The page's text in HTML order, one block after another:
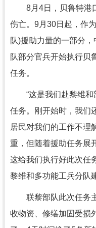
8月4日，贝鲁特港口
伤亡。9月30日起，作
队)援助力量的一部分
队部分官兵开始执行贝
任务。
“这是我们赴黎维和
任务。刚开始时，我们
居民对我们的工作不理
重，但随着援助任务展
这给我们执行好此次任
黎维和多功能工兵分队
联黎部队此次任务主
收物资、修缮加固受损